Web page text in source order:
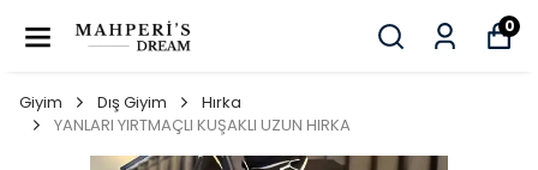
0
Giyim Dış Giyim
Hırka
YANLARI YIRTMAÇLI KUŞAKLI UZUN HIRKA